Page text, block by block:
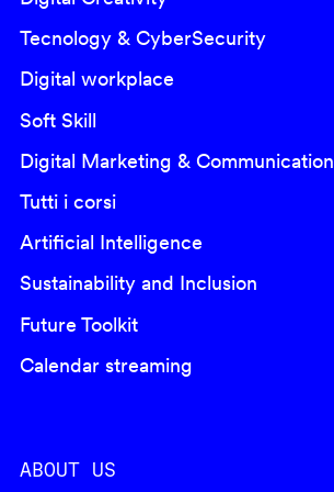
Tecnology & CyberSecurity
Digital workplace
Soft Skill
Digital Marketing & Communication
Tutti i corsi
Artificial Intelligence
Sustainability and Inclusion
Future Toolkit
Calendar streaming
ABOUT US